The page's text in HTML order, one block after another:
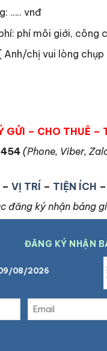
….. vnđ
phí môi giới, công
chị vui lòng
GỬI – CHO THUÊ
(Phone, Viber,
– VỊ TRÍ – TIỆN ÍCH –
đăng ký nhận bảng
ĐĂNG KÝ NHẬN
08/2026